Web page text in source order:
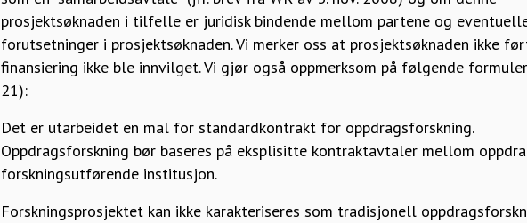
prosjektsøknaden i tilfelle er juridisk bindende mellom partene og
forutsetninger i prosjektsøknaden. Vi merker oss at prosjektsøknaden ikke
finansiering ikke ble innvilget. Vi gjør også oppmerksom på følgende
21):
Det er utarbeidet en mal for standardkontrakt for oppdragsforskning.
Oppdragsforskning bør baseres på eksplisitte kontraktavtaler mellom
forskningsutførende institusjon.
Forskningsprosjektet kan ikke karakteriseres som tradisjonell